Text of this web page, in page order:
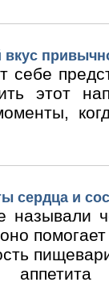
этот
сердца и
называли